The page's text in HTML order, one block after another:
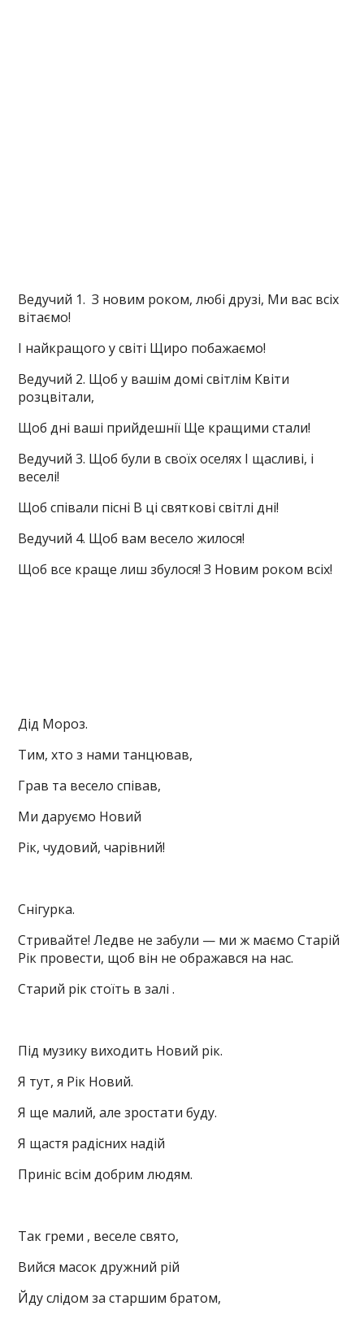
Ведучий 1. З новим роком, любі друзі, Ми вас всіх
вітаємо!
І найкращого у світі Щиро побажаємо!
Ведучий 2. Щоб у вашім домі світлім Квіти
розцвітали,
Щоб дні ваші прийдешнії Ще кращими стали!
Ведучий 3. Щоб були в своїх оселях І щасливі, і
веселі!
Щоб співали пісні В ці святкові світлі дні!
Ведучий 4. Щоб вам весело жилося!
Щоб все краще лиш збулося! З Новим роком всіх!
Дід Мороз.
Тим, хто з нами танцював,
Грав та весело співав,
Ми даруємо Новий
Рік, чудовий, чарівний!
Снігурка.
Стривайте! Ледве не забули — ми ж маємо Старій
Рік провести, щоб він не ображався на нас.
Старий рік стоїть в залі .
Під музику виходить Новий рік.
Я тут, я Рік Новий.
Я ще малий, але зростати буду.
Я щастя радісних надій
Приніс всім добрим людям.
Так греми , веселе свято,
Вийся масок дружний рій
Йду слідом за старшим братом,